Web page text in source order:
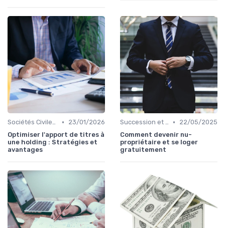
Sociétés Civiles de Placement Immobilier (SCPI) •
23/01/2026
Optimiser l'apport de titres à
une holding : Stratégies et
avantages
Succession et Transmission de Patrimoine •
22/05/2025
Comment devenir nu-
propriétaire et se loger
gratuitement